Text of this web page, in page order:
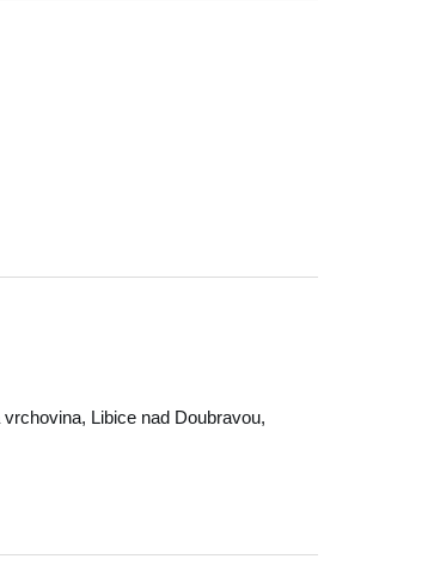
, Libice nad Doubravou,